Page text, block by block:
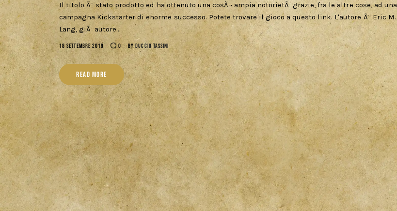
Il titolo Ã¨ stato prodotto ed ha ottenuto una cosÃ¬ ampia notorietÃ grazie, fra le altre cose, ad una
campagna Kickstarter di enorme successo. Potete trovare il gioco a questo link. L'autore Ã¨ Eric M.
Lang, giÃ autore…
18 SETTEMBRE 2019 0 BY DUCCIO TASSINI
READ MORE